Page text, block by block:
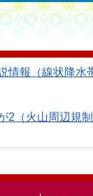
報（線状降水
2（火山周辺規